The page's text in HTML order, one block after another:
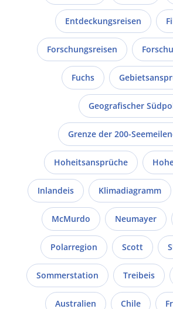
Entdeckungsreisen
Forschungsreisen
Fuchs
Geografischer
Grenze der 200-
Hoheitsansprüche
Inlandeis Klimadiagramm
McMurdo Neumayer
Polarregion Scott
Sommerstation Treibeis
Australien Chile